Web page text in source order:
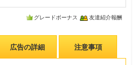
グレードボーナス 友達紹介報酬
広告の詳細 注意事項